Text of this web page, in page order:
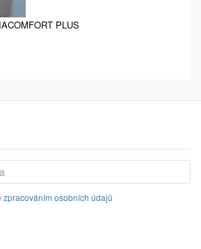
PLUS
zpracováním osobních údajů